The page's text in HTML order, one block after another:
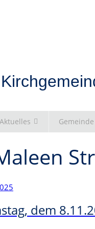
Aktuelles
dem